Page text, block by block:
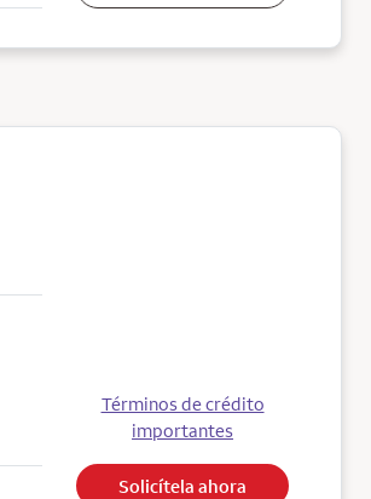
Términos de crédito
importantes
Solicítela ahora